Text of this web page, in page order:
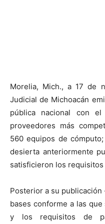
Morelia, Mich., a 17 de
Judicial de Michoacán
pública nacional con
proveedores más
560 equipos de
desierta anteriormente
satisficieron los
Posterior a su
bases conforme a las
y los requisitos de